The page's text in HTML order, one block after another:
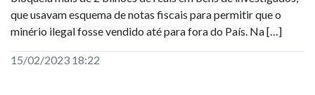
que usavam esquema de notas fiscais para permitir que o
minério ilegal fosse vendido até para fora do País. Na […]
15/02/2023 18:22